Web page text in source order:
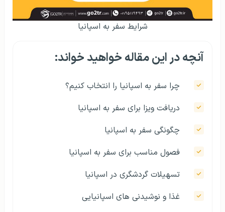
شرایط سفر به اسپانیا
آنچه در این مقاله خواهید خواند:
چرا سفر به اسپانیا را انتخاب کنیم؟
دریافت ویزا برای سفر به اسپانیا
چگونگی سفر به اسپانیا
فصول مناسب برای سفر به اسپانیا
تسهیلات گردشگری در اسپانیا
غذا و نوشیدنی های اسپانیایی